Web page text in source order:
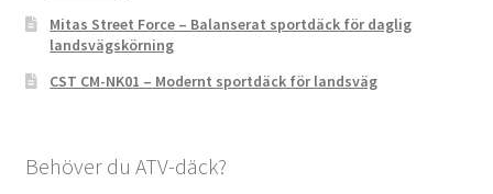
Mitas Street Force – Balanserat sportdäck för daglig
landsvägskörning
CST CM-NK01 – Modernt sportdäck för landsväg
Behöver du ATV-däck?